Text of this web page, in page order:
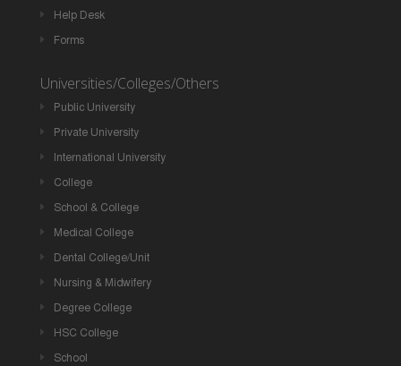
Help Desk
Forms
Universities/Colleges/Others
Public University
Private University
International University
College
School & College
Medical College
Dental College/Unit
Nursing & Midwifery
Degree College
HSC College
School